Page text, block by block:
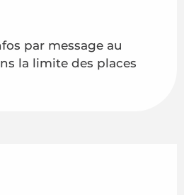
par message au
la limite des places